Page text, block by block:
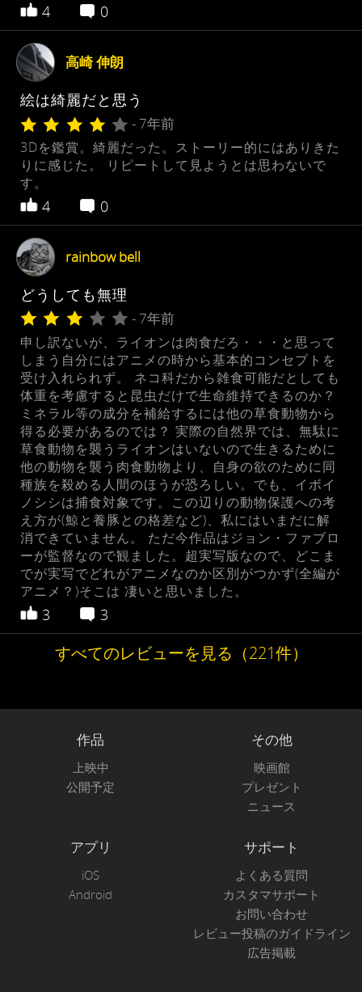
4 0
高崎 伸朗
絵は綺麗だと思う
- 7年前
3Dを鑑賞。綺麗だった。ストーリー的にはありきた
りに感じた。 リピートして見ようとは思わないで
す。
4 0
rainbow bell
どうしても無理
- 7年前
申し訳ないが、ライオンは肉食だろ・・・と思って
しまう自分にはアニメの時から基本的コンセプトを
受け入れられず。 ネコ科だから雑食可能だとしても
体重を考慮すると昆虫だけで生命維持できるのか？
ミネラル等の成分を補給するには他の草食動物から
得る必要があるのでは？ 実際の自然界では、無駄に
草食動物を襲うライオンはいないので生きるために
他の動物を襲う肉食動物より、自身の欲のために同
種族を殺める人間のほうが恐ろしい。でも、イボイ
ノシシは捕食対象です。この辺りの動物保護への考
え方が(鯨と養豚との格差など)、私にはいまだに解
消できていません。 ただ今作品はジョン・ファブロ
ーが監督なので観ました。超実写版なので、どこま
でが実写でどれがアニメなのか区別がつかず(全編が
アニメ？)そこは 凄いと思いました。
3 3
すべてのレビューを見る（221件）
作品
上映中
公開予定
その他
映画館
プレゼント
ニュース
アプリ
iOS
Android
サポート
よくある質問
カスタマサポート
お問い合わせ
レビュー投稿のガイドライン
広告掲載